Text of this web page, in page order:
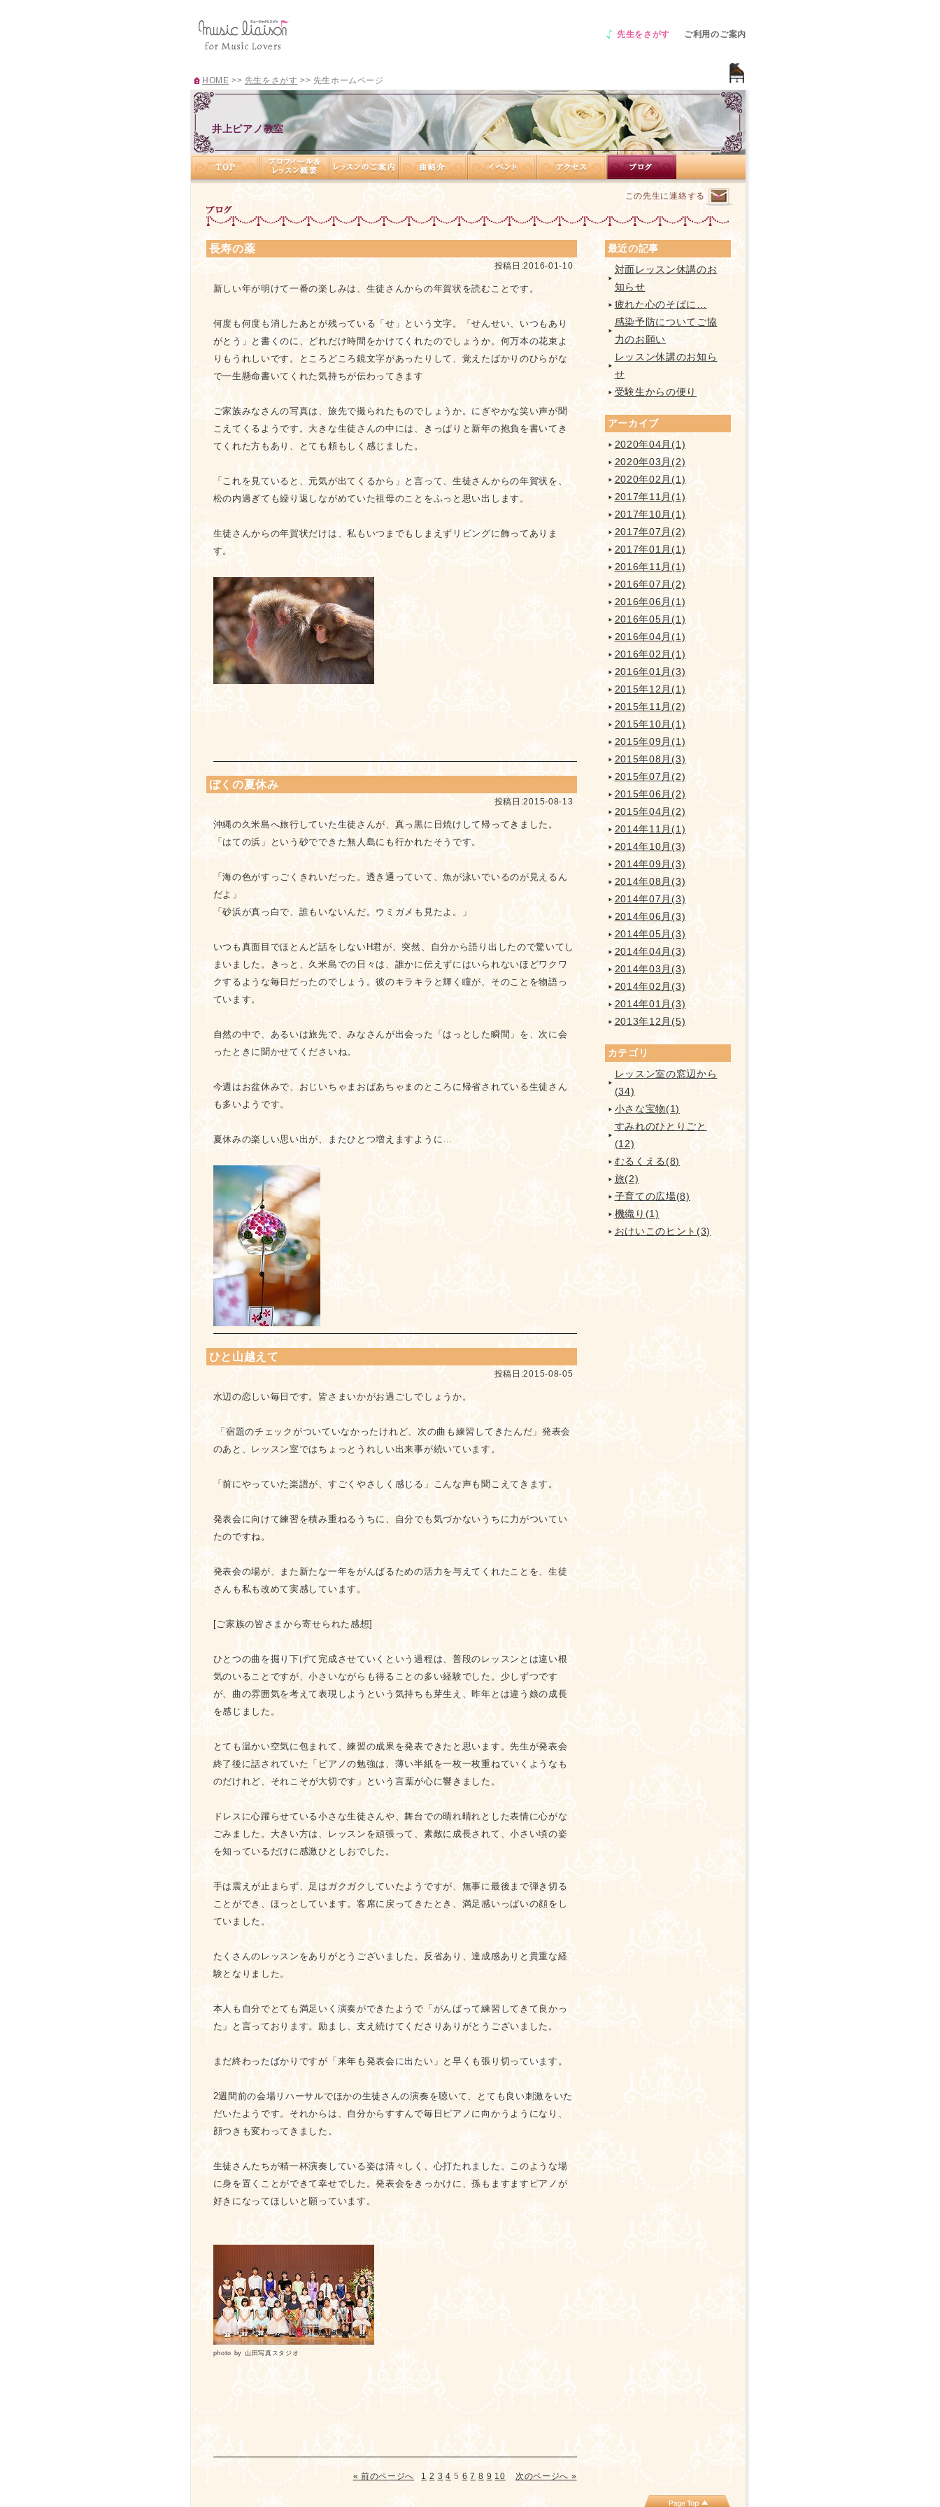
ご利用のご案内
先生をさがす
HOME >> 先生をさがす >> 先生ホームページ
井上ピアノ教室
この先生に連絡する
長寿の薬
投稿日:2016-01-10
新しい年が明けて一番の楽しみは、生徒さんからの年賀状を読むことです。
何度も何度も消したあとが残っている「せ」という文字。「せんせい、いつもあり
がとう」と書くのに、どれだけ時間をかけてくれたのでしょうか。何万本の花束よ
りもうれしいです。ところどころ鏡文字があったりして、覚えたばかりのひらがな
で一生懸命書いてくれた気持ちが伝わってきます
ご家族みなさんの写真は、旅先で撮られたものでしょうか。にぎやかな笑い声が聞
こえてくるようです。大きな生徒さんの中には、きっぱりと新年の抱負を書いてき
てくれた方もあり、とても頼もしく感じました。
「これを見ていると、元気が出てくるから」と言って、生徒さんからの年賀状を、
松の内過ぎても繰り返しながめていた祖母のことをふっと思い出します。
生徒さんからの年賀状だけは、私もいつまでもしまえずリビングに飾ってありま
す。
ぼくの夏休み
投稿日:2015-08-13
沖縄の久米島へ旅行していた生徒さんが、真っ黒に日焼けして帰ってきました。
「はての浜」という砂でできた無人島にも行かれたそうです。
「海の色がすっごくきれいだった。透き通っていて、魚が泳いでいるのが見えるん
だよ」
「砂浜が真っ白で、誰もいないんだ。ウミガメも見たよ。」
いつも真面目でほとんど話をしないH君が、突然、自分から語り出したので驚いてし
まいました。きっと、久米島での日々は、誰かに伝えずにはいられないほどワクワ
クするような毎日だったのでしょう。彼のキラキラと輝く瞳が、そのことを物語っ
ています。
自然の中で、あるいは旅先で、みなさんが出会った「はっとした瞬間」を、次に会
ったときに聞かせてくださいね。
今週はお盆休みで、おじいちゃまおばあちゃまのところに帰省されている生徒さん
も多いようです。
夏休みの楽しい思い出が、またひとつ増えますように…
ひと山越えて
投稿日:2015-08-05
水辺の恋しい毎日です。皆さまいかがお過ごしでしょうか。
「宿題のチェックがついていなかったけれど、次の曲も練習してきたんだ」発表会
のあと、レッスン室ではちょっとうれしい出来事が続いています。
「前にやっていた楽譜が、すごくやさしく感じる」 こんな声も聞こえてきます。
発表会に向けて練習を積み重ねるうちに、自分でも気づかないうちに力がついてい
たのですね。
発表会の場が、また新たな一年をがんばるための活力を与えてくれたことを、生徒
さんも私も改めて実感しています。
[ご家族の皆さまから寄せられた感想]
ひとつの曲を掘り下げて完成させていくという過程は、普段のレッスンとは違い根
気のいることですが、小さいながらも得ることの多い経験でした。少しずつです
が、曲の雰囲気を考えて表現しようという気持ちも芽生え、昨年とは違う娘の成長
を感じました。
とても温かい空気に包まれて、練習の成果を発表できたと思います。先生が発表会
終了後に話されていた「ピアノの勉強は、薄い半紙を一枚一枚重ねていくようなも
のだけれど、 それこそが大切です」という言葉が心に響きました。
ドレスに心躍らせている小さな生徒さんや、舞台での晴れ晴れとした表情に心がな
ごみました。大きい方は、レッスンを頑張って、素敵に成長されて、小さい頃の姿
を知っているだけに感激ひとしおでした。
手は震えが止まらず、足はガクガクしていたようですが、無事に最後まで弾き切る
ことができ、ほっとしています。客席に戻ってきたとき、満足感いっぱいの顔をし
ていました。
たくさんのレッスンをありがとうございました。反省あり、達成感ありと貴重な経
験となりました。
本人も自分でとても満足いく演奏ができたようで「がんばって練習してきて良かっ
た」と言っております。励まし、支え続けてくださりありがとうございました。
まだ終わったばかりですが「来年も発表会に出たい」と早くも張り切っています。
2週間前の会場リハーサルでほかの生徒さんの演奏を聴いて、とても良い刺激をいた
だいたようです。それからは、自分からすすんで毎日ピアノに向かうようになり、
顔つきも変わってきました。
生徒さんたちが精一杯演奏している姿は清々しく、心打たれました。このような場
に身を置くことができて幸せでした。発表会をきっかけに、孫もますますピアノが
好きになってほしいと願っています。
photo by 山田写真スタジオ
« 前のページへ 1 2 3 4 5 6 7 8 9 10 次のページへ »
最近の記事
対面レッスン休講のお
知らせ
疲れた心のそばに…
感染予防についてご協
力のお願い
レッスン休講のお知ら
せ
受験生からの便り
アーカイブ
2020年04月(1)
2020年03月(2)
2020年02月(1)
2017年11月(1)
2017年10月(1)
2017年07月(2)
2017年01月(1)
2016年11月(1)
2016年07月(2)
2016年06月(1)
2016年05月(1)
2016年04月(1)
2016年02月(1)
2016年01月(3)
2015年12月(1)
2015年11月(2)
2015年10月(1)
2015年09月(1)
2015年08月(3)
2015年07月(2)
2015年06月(2)
2015年04月(2)
2014年11月(1)
2014年10月(3)
2014年09月(3)
2014年08月(3)
2014年07月(3)
2014年06月(3)
2014年05月(3)
2014年04月(3)
2014年03月(3)
2014年02月(3)
2014年01月(3)
2013年12月(5)
カテゴリ
レッスン室の窓辺から
(34)
小さな宝物(1)
すみれのひとりごと
(12)
むるくえる(8)
旅(2)
子育ての広場(8)
機織り(1)
おけいこのヒント(3)